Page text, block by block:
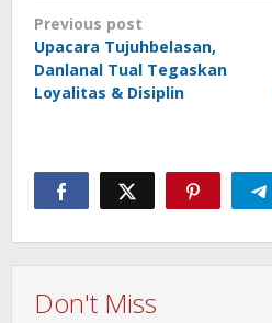
Post
navigation
Previous post
Upacara Tujuhbelasan,
Danlanal Tual Tegaskan
Loyalitas & Disiplin
Don't Miss